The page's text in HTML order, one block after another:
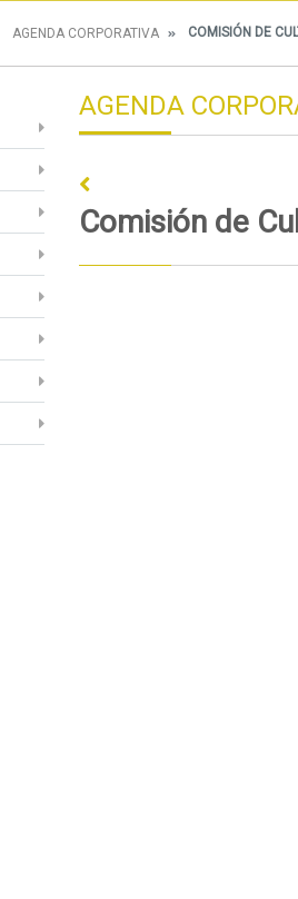
AGENDA CORPORATIVA COMISIÓN DE
AGENDA
Comisión de